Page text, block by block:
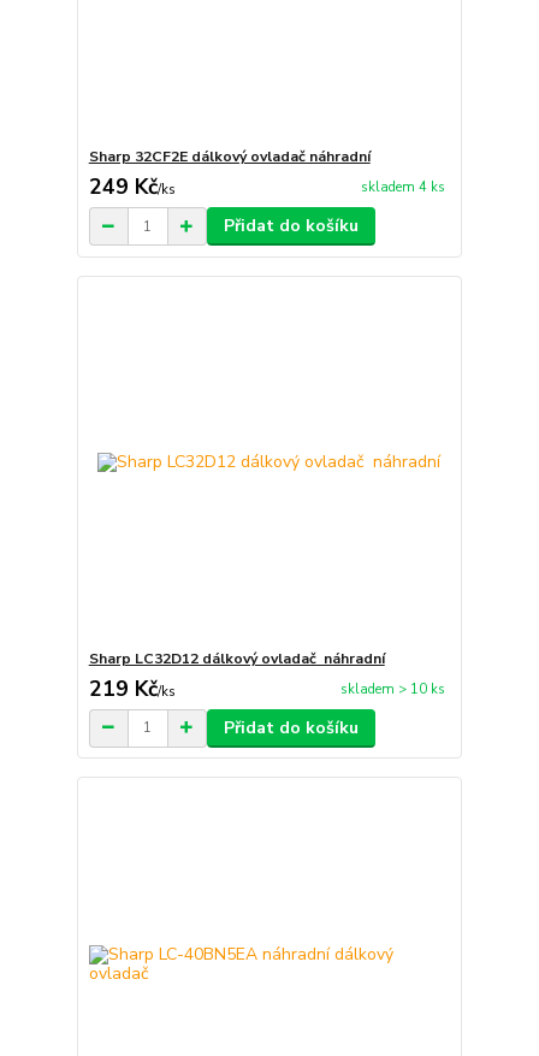
Sharp 32CF2E dálkový ovladač náhradní
249 Kč/ks skladem 4 ks
Přidat do košíku
Sharp LC32D12 dálkový ovladač náhradní
219 Kč/ks skladem > 10 ks
Přidat do košíku